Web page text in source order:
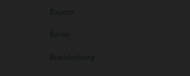
Bayern
Berlin
Brandenburg